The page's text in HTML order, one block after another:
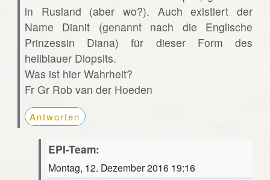
in Rusland (aber wo?). Auch existiert der
Name Dianit (genannt nach die Englische
Prinzessin Diana) für dieser Form des
hellblauer Diopsits.
Was ist hier Wahrheit?
Fr Gr Rob van der Hoeden
Antworten
EPI-Team:
Montag, 12. Dezember 2016 19:16